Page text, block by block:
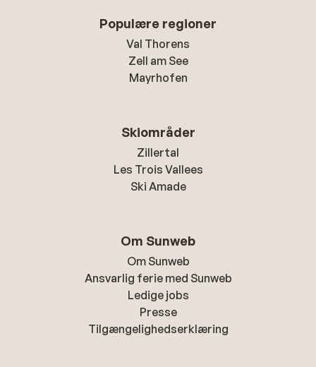
Populære regioner
Val Thorens
Zell am See
Mayrhofen
Skiområder
Zillertal
Les Trois Vallees
Ski Amade
Om Sunweb
Om Sunweb
Ansvarlig ferie med Sunweb
Ledige jobs
Presse
Tilgængelighedserklæring